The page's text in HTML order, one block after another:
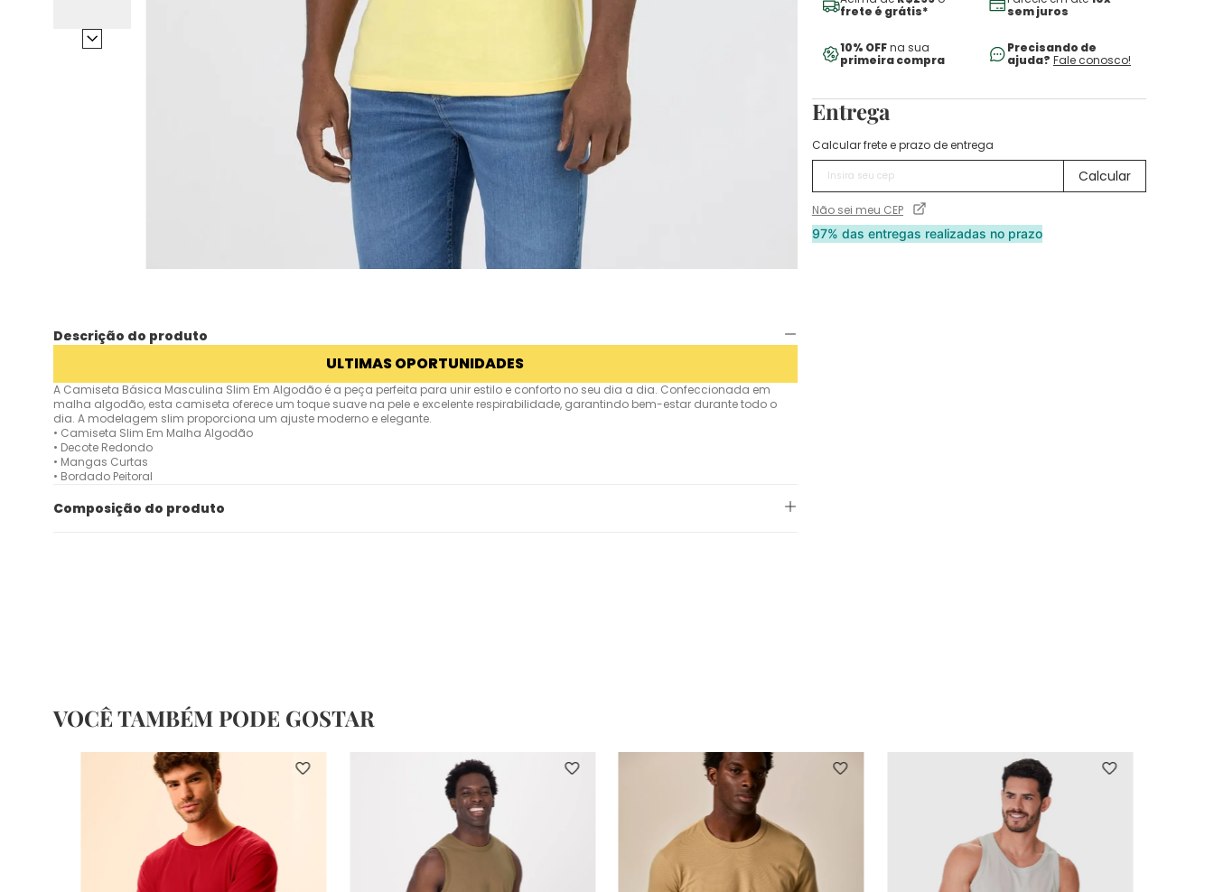
Descrição do produto
ULTIMAS OPORTUNIDADES
A Camiseta Básica Masculina Slim Em Algodão é a peça perfeita para unir estilo e conforto no seu dia a dia. Confeccionada em
malha algodão, esta camiseta oferece um toque suave na pele e excelente respirabilidade, garantindo bem-estar durante todo o
dia. A modelagem slim proporciona um ajuste moderno e elegante.
• Camiseta Slim Em Malha Algodão
• Decote Redondo
• Mangas Curtas
• Bordado Peitoral
Composição do produto
frete é grátis*
sem juros
10% OFFna sua
primeira compra
Precisando de
ajuda? Fale conosco!
Entrega
Calcular frete e prazo de entrega
Não sei meu CEP
97% das entregas realizadas no prazo
VOCÊ TAMBÉM PODE GOSTAR